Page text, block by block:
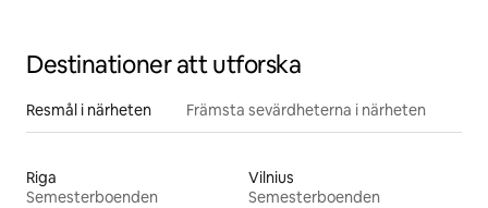
Destinationer att utforska
Resmål i närheten Främsta sevärdheterna i närheten
Riga
Semesterboenden
Vilnius
Semesterboenden